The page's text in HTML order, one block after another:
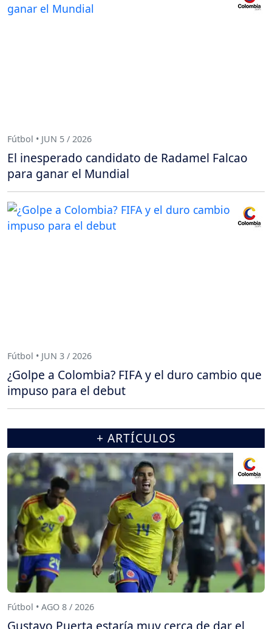
Fútbol • JUN 5 / 2026
El inesperado candidato de Radamel Falcao
para ganar el Mundial
Fútbol • JUN 3 / 2026
¿Golpe a Colombia? FIFA y el duro cambio que
impuso para el debut
+ ARTÍCULOS
Fútbol • AGO 8 / 2026